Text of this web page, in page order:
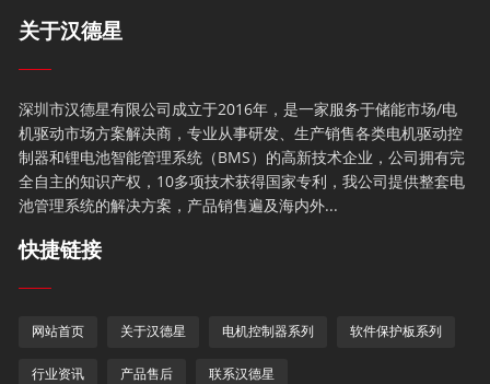
关于汉德星
深圳市汉德星有限公司成立于2016年，是一家服务于储能市场/电
机驱动市场方案解决商，专业从事研发、生产销售各类电机驱动控
制器和锂电池智能管理系统（BMS）的高新技术企业，公司拥有完
全自主的知识产权，10多项技术获得国家专利，我公司提供整套电
池管理系统的解决方案，产品销售遍及海内外...
快捷链接
网站首页 关于汉德星 电机控制器系列 软件保护板系列
行业资讯 产品售后 联系汉德星